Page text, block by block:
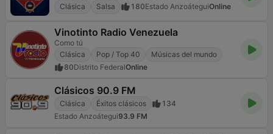
Clásica
Salsa 180Estado AnzoáteguiOnline
Vinotinto Radio Venezuela
Como tú
Clásica
Pop / Top 40
Músicas del mundo
80Distrito FederalOnline
Clásicos 90.9 FM
Clásica Éxitos clásicos
134
Estado Anzoátegui93.9 FM